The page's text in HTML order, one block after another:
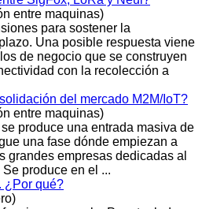
entre maquinas)
para sostener la
Una posible respuesta viene
de negocio que se construyen
con la recolección a
del mercado M2M/IoT?
entre maquinas)
produce una entrada masiva de
una fase dónde empiezan a
grandes empresas dedicadas al
produce en el ...
¿Por qué?